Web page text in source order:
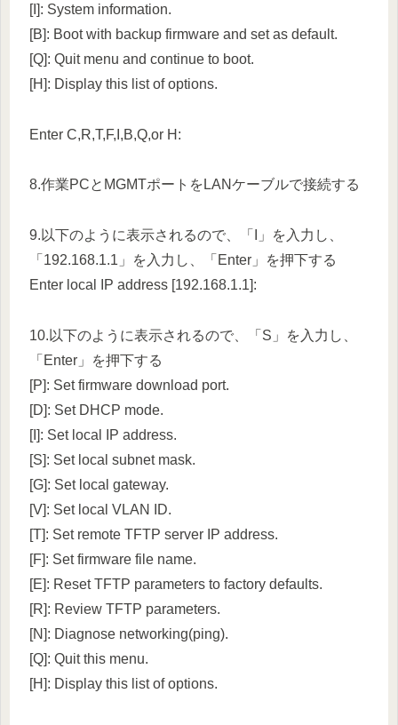
[I]: System information.
[B]: Boot with backup firmware and set as default.
[Q]: Quit menu and continue to boot.
[H]: Display this list of options.
Enter C,R,T,F,I,B,Q,or H:
8.作業PCとMGMTポートをLANケーブルで接続する
9.以下のように表示されるので、「I」を入力し、
「192.168.1.1」を入力し、「Enter」を押下する
Enter local IP address [192.168.1.1]:
10.以下のように表示されるので、「S」を入力し、
「Enter」を押下する
[P]: Set firmware download port.
[D]: Set DHCP mode.
[I]: Set local IP address.
[S]: Set local subnet mask.
[G]: Set local gateway.
[V]: Set local VLAN ID.
[T]: Set remote TFTP server IP address.
[F]: Set firmware file name.
[E]: Reset TFTP parameters to factory defaults.
[R]: Review TFTP parameters.
[N]: Diagnose networking(ping).
[Q]: Quit this menu.
[H]: Display this list of options.